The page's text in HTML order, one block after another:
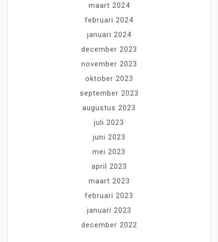
maart 2024
februari 2024
januari 2024
december 2023
november 2023
oktober 2023
september 2023
augustus 2023
juli 2023
juni 2023
mei 2023
april 2023
maart 2023
februari 2023
januari 2023
december 2022